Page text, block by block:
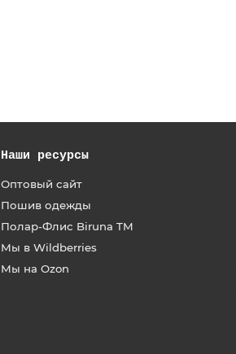
Наши ресурсы
Оптовый сайт
Пошив одежды
Полар-Флис Biruna TM
Мы в Wildberries
Мы на Ozon